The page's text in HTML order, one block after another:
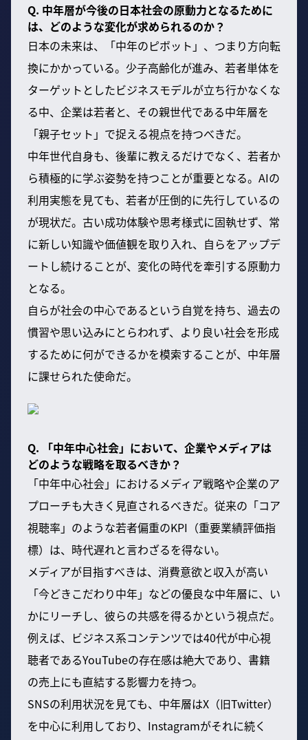
Q. 中年層が今後の日本社会の原動力となるために
は、どのような変化が求められるのか？
日本の未来は、「中年のピボット」、つまり方向転
換にかかっている。少子高齢化が進み、若者単体を
ターゲットとしたビジネスモデルが立ち行かなくな
る中、企業は若者と、その親世代である中年層を
「親子セット」で捉える視点を持つべきだ。
中年世代自身も、後輩に教えるだけでなく、若者か
ら積極的に学ぶ姿勢を持つことが重要となる。AIの
利用実態を見ても、若者が圧倒的に先行しているの
が現状だ。古い成功体験や思考様式に固執せず、常
に新しい知識や価値観を取り入れ、自らをアップデ
ートし続けることが、変化の時代を牽引する原動力
となる。
自らが社会の中心であるという自覚を持ち、過去の
慣習や思い込みにとらわれず、より良い社会を形成
するために何ができるかを模索することが、中年層
に課せられた使命だ。
Q. 「中年中心社会」において、企業やメディアは
どのような戦略を取るべきか？
「中年中心社会」におけるメディア戦略や企業のア
プローチも大きく見直されるべきだ。従来の「コア
視聴率」のような若者偏重のKPI（重要業績評価指
標）は、時代遅れと言わざるを得ない。
メディアが目指すべきは、消費意欲と収入が高い
「今どきこだわり中年」などの優良な中年層に、い
かにリーチし、彼らの共感を得るかという視点だ。
例えば、ビジネス系コンテンツでは40代が中心視
聴者であるYouTubeの存在感は絶大であり、書籍
の売上にも直結する影響力を持つ。
SNSの利用状況を見ても、中年層はX（旧Twitter）
を中心に利用しており、Instagramがそれに続く